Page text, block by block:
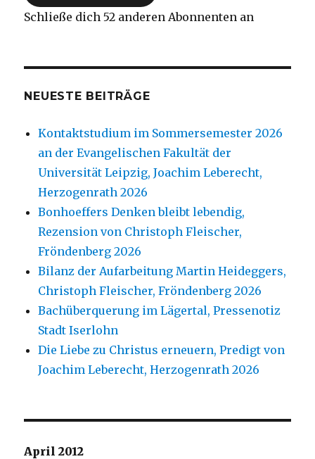
Schließe dich 52 anderen Abonnenten an
NEUESTE BEITRÄGE
Kontaktstudium im Sommersemester 2026
an der Evangelischen Fakultät der
Universität Leipzig, Joachim Leberecht,
Herzogenrath 2026
Bonhoeffers Denken bleibt lebendig,
Rezension von Christoph Fleischer,
Fröndenberg 2026
Bilanz der Aufarbeitung Martin Heideggers,
Christoph Fleischer, Fröndenberg 2026
Bachüberquerung im Lägertal, Pressenotiz
Stadt Iserlohn
Die Liebe zu Christus erneuern, Predigt von
Joachim Leberecht, Herzogenrath 2026
April 2012